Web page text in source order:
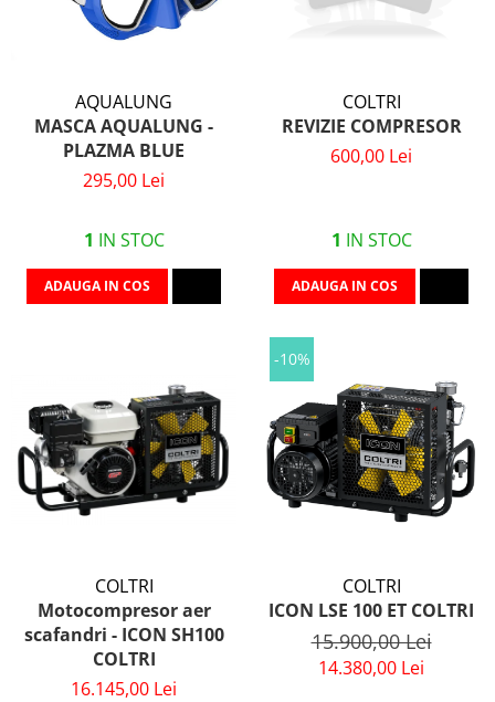
AQUALUNG
MASCA AQUALUNG -
PLAZMA BLUE
295,00 Lei
1 IN STOC
ADAUGA IN COS
COLTRI
REVIZIE COMPRESOR
600,00 Lei
1 IN STOC
ADAUGA IN COS
COLTRI
Motocompresor aer
scafandri - ICON SH100
COLTRI
16.145,00 Lei
-10%
COLTRI
ICON LSE 100 ET COLTRI
15.900,00 Lei
14.380,00 Lei